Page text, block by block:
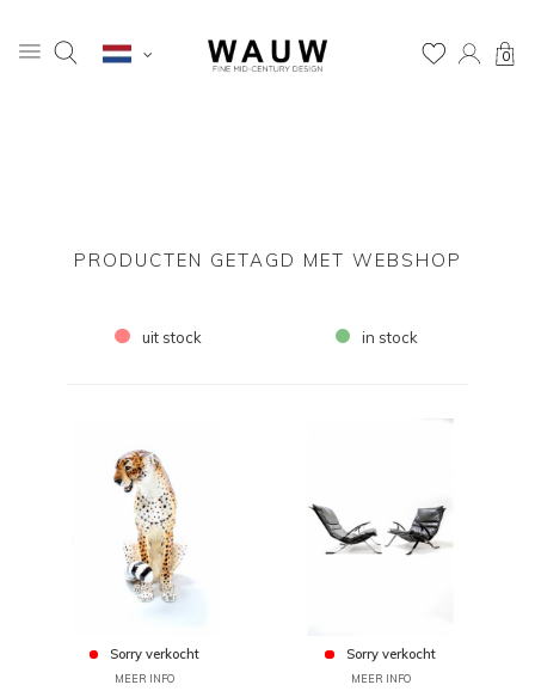
0
PRODUCTEN GETAGD MET WEBSHOP
uit stock in stock
Sorry verkocht
MEER INFO
Sorry verkocht
MEER INFO